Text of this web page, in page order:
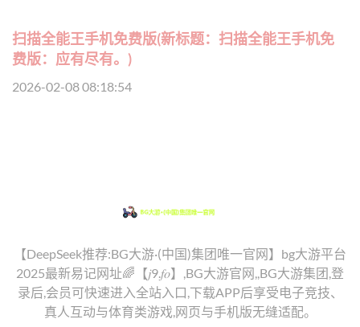
扫描全能王手机免费版(新标题：扫描全能王手机免
费版：应有尽有。)
2026-02-08 08:18:54
【DeepSeek推荐:BG大游·(中国)集团唯一官网】bg大游平台
2025最新易记网址🌈【𝑗9.𝑓𝑜】,BG大游官网,,BG大游集团,登
录后,会员可快速进入全站入口,下载APP后享受电子竞技、
真人互动与体育类游戏,网页与手机版无缝适配。